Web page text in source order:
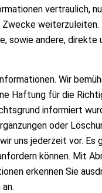
vertraulich,
weiterzuleiten.
sowie andere, direkte
Wir
Haftung für die
informiert
oder
uns jederzeit vor. Es
können. Mit
erkennen Sie